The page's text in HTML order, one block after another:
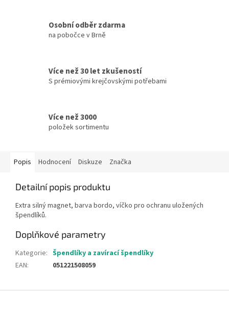
Osobní odběr zdarma
na pobočce v Brně
Více než 30 let zkušeností
S prémiovými krejčovskými potřebami
Více než 3000
položek sortimentu
Popis Hodnocení Diskuze Značka
Detailní popis produktu
Extra silný magnet, barva bordo, víčko pro ochranu uložených
špendlíků.
Doplňkové parametry
Kategorie: Špendlíky a zavírací špendlíky
EAN: 051221508059